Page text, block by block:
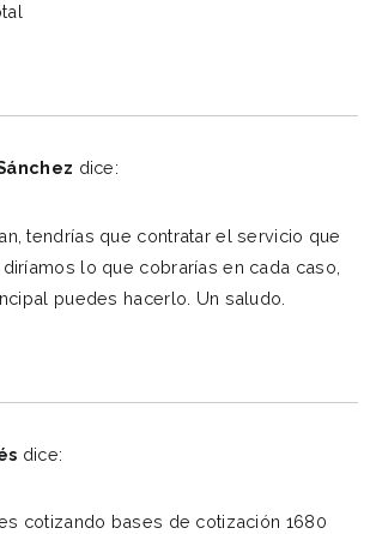
dice:
tendrías que contratar el servicio que
lo que cobrarías en cada caso,
puedes hacerlo. Un saludo.
dice:
cotizando bases de cotización 1680